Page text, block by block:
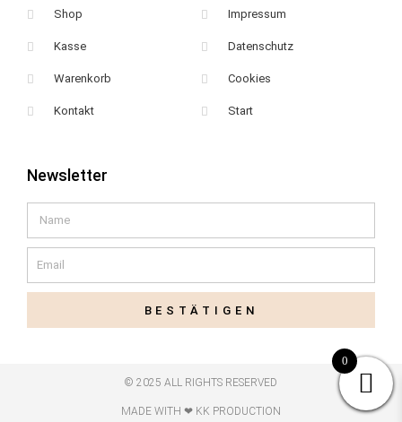
Shop
Kasse
Warenkorb
Kontakt
Impressum
Datenschutz
Cookies
Start
Newsletter
BESTÄTIGEN
© 2025 ALL RIGHTS RESERVED
MADE WITH ❤ KK PRODUCTION
0